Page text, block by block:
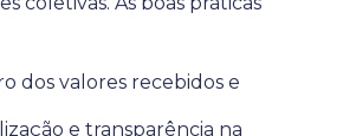
dos valores recebidos e
e transparência na